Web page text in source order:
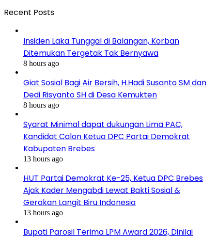
Recent Posts
Insiden Laka Tunggal di Balangan, Korban
Ditemukan Tergetak Tak Bernyawa
8 hours ago
Giat Sosial Bagi Air Bersih, H.Hadi Susanto SM dan
Dedi Risyanto SH di Desa Kemukten
8 hours ago
Syarat Minimal dapat dukungan Lima PAC,
Kandidat Calon Ketua DPC Partai Demokrat
Kabupaten Brebes
13 hours ago
HUT Partai Demokrat Ke-25, Ketua DPC Brebes
Ajak Kader Mengabdi Lewat Bakti Sosial &
Gerakan Langit Biru Indonesia
13 hours ago
Bupati Parosil Terima LPM Award 2026, Dinilai